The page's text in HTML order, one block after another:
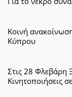
Κοινή
Κύπρου
Στις 28 Φλεβάρη
Κινητοποιήσεις